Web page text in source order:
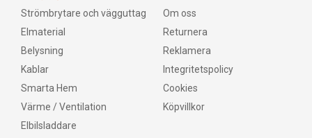
Strömbrytare och vägguttag
Elmaterial
Belysning
Kablar
Smarta Hem
Värme / Ventilation
Elbilsladdare
Om oss
Returnera
Reklamera
Integritetspolicy
Cookies
Köpvillkor